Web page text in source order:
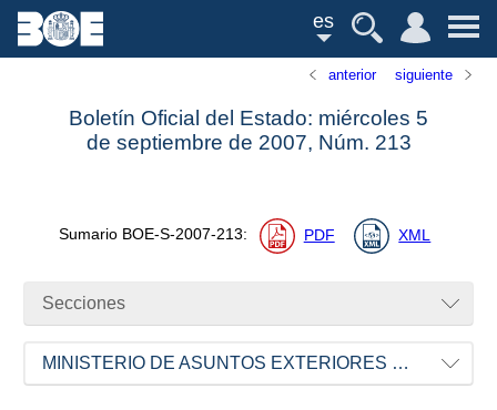
es
anterior siguiente
Boletín Oficial del Estado: miércoles 5
de septiembre de 2007, Núm. 213
Sumario BOE-S-2007-213: PDF XML
Secciones
MINISTERIO DE ASUNTOS EXTERIORES Y DE COOPERACIÓN